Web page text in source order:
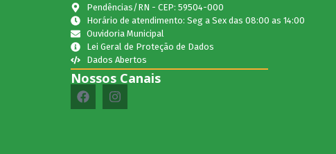
Pendências/RN - CEP: 59504-000
Horário de atendimento: Seg a Sex das 08:00 as 14:00
Ouvidoria Municipal
Lei Geral de Proteção de Dados
Dados Abertos
Nossos Canais